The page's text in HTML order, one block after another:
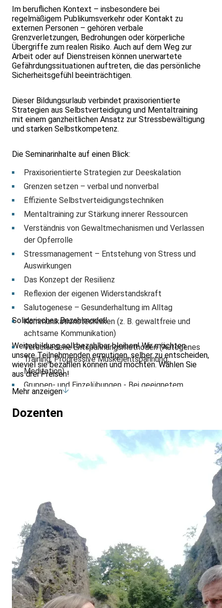
Im beruflichen Kontext – insbesondere bei
regelmäßigem Publikumsverkehr oder Kontakt zu
externen Personen – gehören verbale
Grenzverletzungen, Bedrohungen oder körperliche
Übergriffe zum realen Risiko. Auch auf dem Weg zur
Arbeit oder auf Dienstreisen können unerwartete
Gefährdungssituationen auftreten, die das persönliche
Sicherheitsgefühl beeinträchtigen.
Dieser Bildungsurlaub verbindet praxisorientierte
Strategien aus Selbstverteidigung und Mentaltraining
mit einem ganzheitlichen Ansatz zur Stressbewältigung
und starken Selbstkompetenz.
Die Seminarinhalte auf einen Blick:
Praxisorientierte Strategien zur Deeskalation
Grenzen setzen – verbal und nonverbal
Effiziente Selbstverteidigungstechniken
Mentaltraining zur Stärkung innerer Ressourcen
Verständnis von Gewaltmechanismen und Verlassen
der Opferrolle
Stressmanagement – Entstehung von Stress und
Auswirkungen
Das Konzept der Resilienz
Reflexion der eigenen Widerstandskraft
Salutogenese – Gesunderhaltung im Alltag
Kommunikationstechniken (z. B. gewaltfreie und
achtsame Kommunikation)
Verschiedene Entspannungsmethoden (Autogenes
Training, Progressive Muskelentspannung,
Meditation)
Gruppen- und Einzelübungen - Bei geeignetem
Wetter einzelne Übungen im Freien
Solidarisches Bezahlmodell
Weiterbildung soll bezahlbar bleiben! Wir möchten
unsere Teilnehmenden ermutigen, selber zu entscheiden,
wieviel sie bezahlen können und möchten. Wählen Sie
aus drei Preisen!
Mehr anzeigen
Dozenten